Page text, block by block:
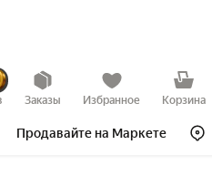
Заказы Избранное Корзина
Продавайте на Маркете